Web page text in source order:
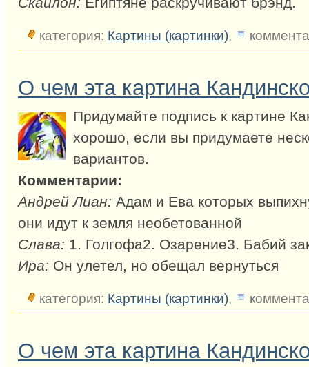
категория: Картины (картинки),
О чем эта картина
Придумайте подпись к картине
хорошо, если вы придумаете
вариантов.
Комментарии:
Андрей Лиан: Адам и Ева которых
они идут к земля необетованной
Слава: 1. Голгофа2. Озарение3. Бабий
Ира: Он улетел, но обещал вернуться
категория: Картины (картинки),
О чем эта картина